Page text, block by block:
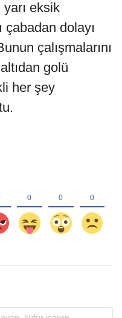
eksik
çabadan dolayı
çalışmalarını
golü
her şey